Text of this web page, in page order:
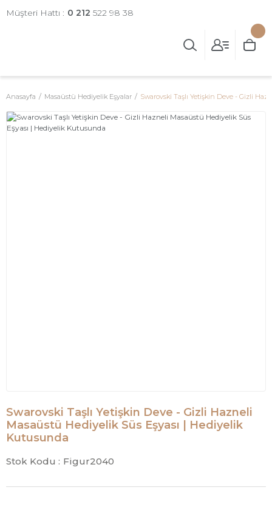
Müşteri Hattı : 0 212 522 98 38
Anasayfa Masaüstü Hediyelik Eşyalar Swarovski Taşlı Yetişkin Deve - Gizli
Swarovski Taşlı Yetişkin Deve - Gizli Hazneli
Masaüstü Hediyelik Süs Eşyası | Hediyelik
Kutusunda
Stok Kodu : Figur2040